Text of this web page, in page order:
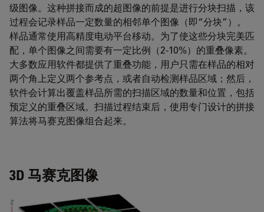
级图像。这种拼接而成的超图像的前提是进行分块扫描，该
过程会记录样品一定数量的相邻单个图像（即“分块”）。
样品通常使用高精度电动平台移动。为了使这些分块完美匹
配，单个图像之间需要有一定比例（2-10%）的重叠像素。
大多数应用软件都提供了重叠功能，用户只需在样品的相对
两个角上定义两个参考点，或者自动检测样品区域；然后，
软件会计算出覆盖样品所需的扫描区域的数量和位置，包括
预定义的重叠区域。扫描过程结束后，使用专门设计的拼接
算法将马赛克图像组合起来。
3D 马赛克图像